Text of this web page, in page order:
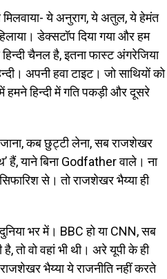
ये अनुराग, ये अतुल, ये हेमंत
डेक्सटॉप दिया गया और हम
चैनल है, इतना फास्ट अंगरेजिया
अपनी हवा टाइट। जो साथियों को
हमने हिन्दी में गति पकड़ी और दूसरे
कब छुट्टी लेना, सब राजशेखर
हैं, याने बिना Godfather वाले। ना
से। तो राजशेखर भैय्या ही
भर में। BBC हो या CNN, सब
तो वो वहां भी थी। अरे यूपी के ही
भैय्या ये राजनीति नहीं करते